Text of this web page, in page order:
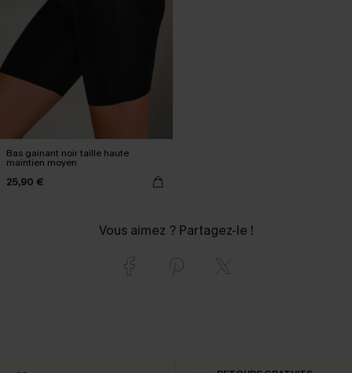
Bas gainant noir taille haute
maintien moyen
25,90 €
Vous aimez ? Partagez-le !